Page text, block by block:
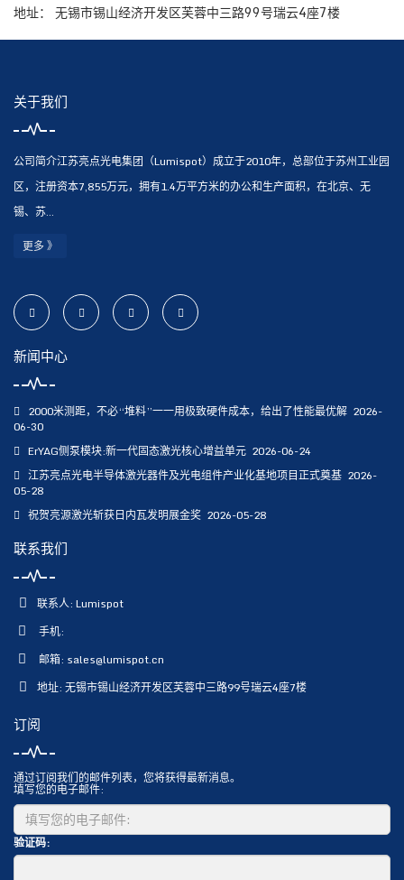
地址： 无锡市锡山经济开发区芙蓉中三路99号瑞云4座7楼
关于我们
公司简介江苏亮点光电集团（Lumispot）成立于2010年，总部位于苏州工业园
区，注册资本7,855万元，拥有1.4万平方米的办公和生产面积，在北京、无
锡、苏...
更多 》
新闻中心
2000米测距，不必“堆料”一一用极致硬件成本，给出了性能最优解 2026-
06-30
ErYAG侧泵模块:新一代固态激光核心增益单元 2026-06-24
江苏亮点光电半导体激光器件及光电组件产业化基地项目正式奠基 2026-
05-28
祝贺亮源激光斩获日内瓦发明展金奖 2026-05-28
联系我们
联系人: Lumispot
手机:
邮箱: sales@lumispot.cn
地址: 无锡市锡山经济开发区芙蓉中三路99号瑞云4座7楼
订阅
通过订阅我们的邮件列表，您将获得最新消息。
填写您的电子邮件:
验证码: